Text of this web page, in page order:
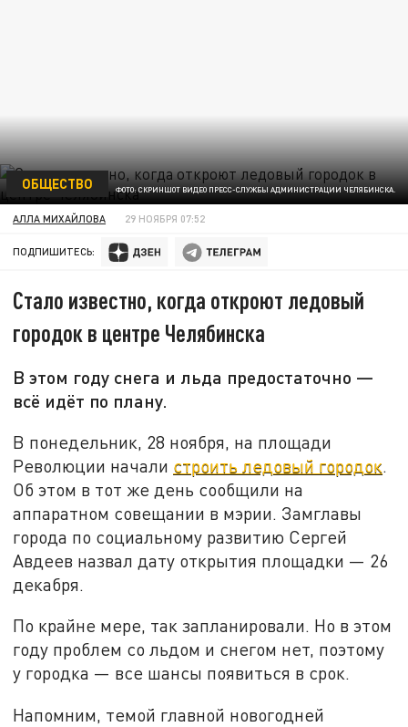
ФОТО: СКРИНШОТ ВИДЕО ПРЕСС-СЛУЖБЫ АДМИНИСТРАЦИИ ЧЕЛЯБИНСКА.
ОБЩЕСТВО
АЛЛА МИХАЙЛОВА 29 НОЯБРЯ 07:52
ПОДПИШИТЕСЬ:
Стало известно, когда откроют ледовый
городок в центре Челябинска
В этом году снега и льда предостаточно —
всё идёт по плану.
В понедельник, 28 ноября, на площади
Революции начали строить ледовый городок.
Об этом в тот же день сообщили на
аппаратном совещании в мэрии. Замглавы
города по социальному развитию Сергей
Авдеев назвал дату открытия площадки — 26
декабря.
По крайне мере, так запланировали. Но в этом
году проблем со льдом и снегом нет, поэтому
у городка — все шансы появиться в срок.
Напомним, темой главной новогодней